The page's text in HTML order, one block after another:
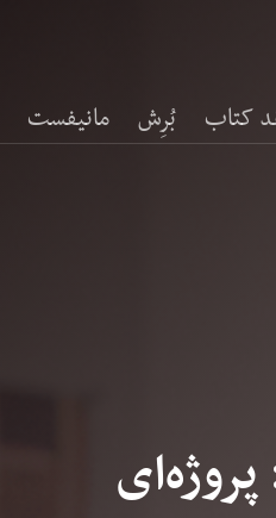
کتاب بُرِش مانیفست